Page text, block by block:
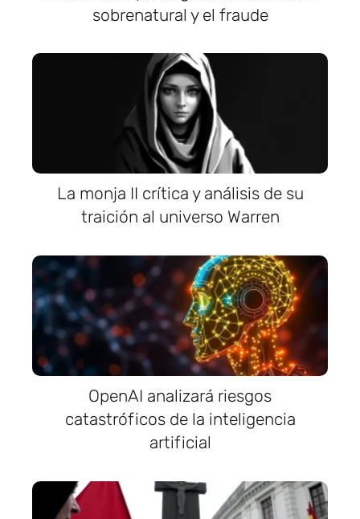
sobrenatural y el fraude
La monja II crítica y análisis de su
traición al universo Warren
OpenAI analizará riesgos
catastróficos de la inteligencia
artificial